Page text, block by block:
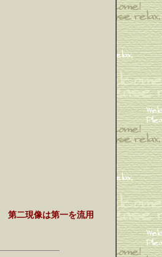
第二現像は第一を流用